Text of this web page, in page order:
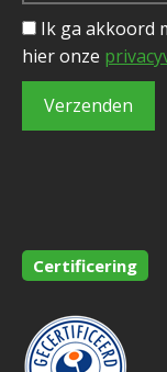
Ik ga akkoord
hier onze
Certificering